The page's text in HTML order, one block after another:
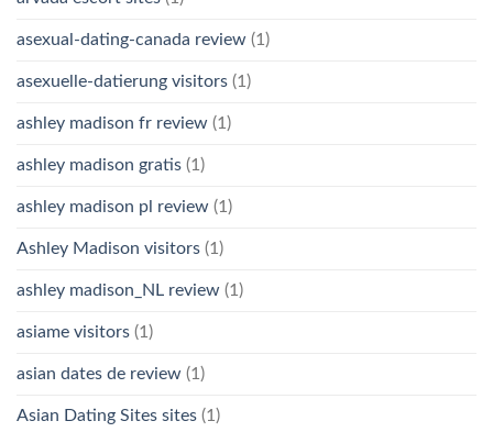
asexual-dating-canada review (1)
asexuelle-datierung visitors (1)
ashley madison fr review (1)
ashley madison gratis (1)
ashley madison pl review (1)
Ashley Madison visitors (1)
ashley madison_NL review (1)
asiame visitors (1)
asian dates de review (1)
Asian Dating Sites sites (1)